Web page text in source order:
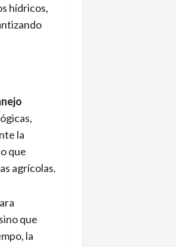
hídricos,
la
que
agrícolas.
que
la